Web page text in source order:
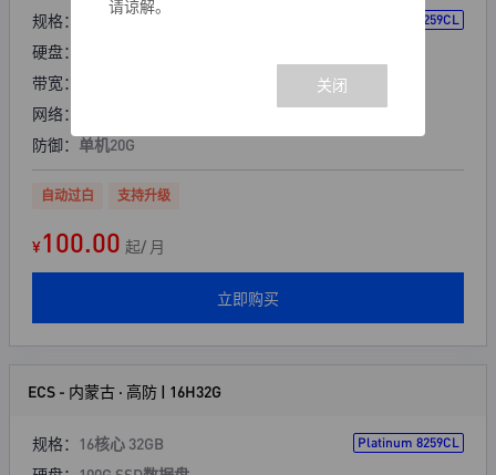
规格： 16核心 16GB Platinum 8259CL
硬盘：
带宽：
网络：
防御： 单机20G
自动过白 支持升级
¥100.00 起/ 月
立即购买
ECS - 内蒙古 · 高防 | 16H32G
规格： 16核心 32GB Platinum 8259CL
请谅解。